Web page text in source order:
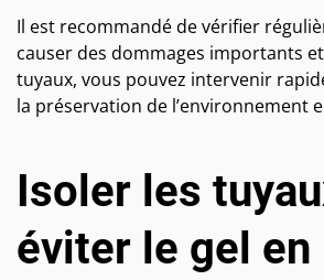
Il est recommandé de vérifier
causer des dommages importants
tuyaux, vous pouvez intervenir
la préservation de l’environnement
Isoler les
éviter le gel en